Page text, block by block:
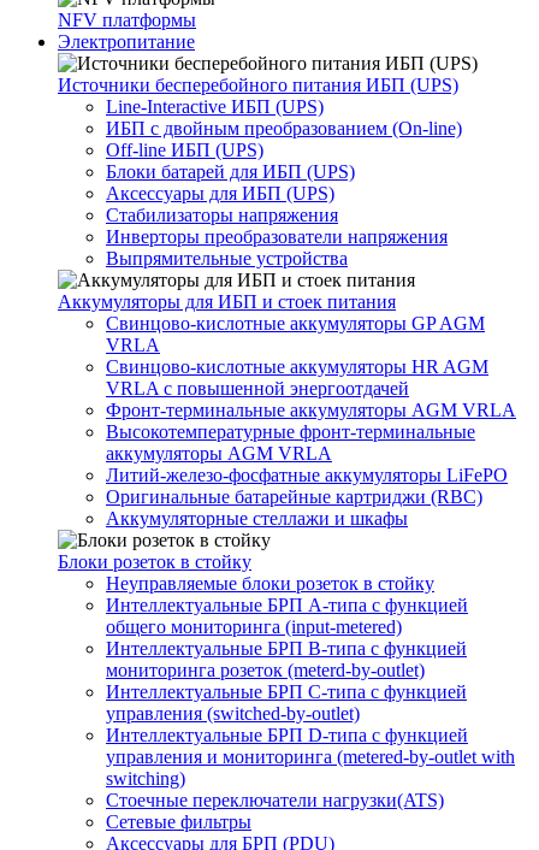
NFV платформы
Электропитание
Источники бесперебойного питания ИБП (UPS)
Line-Interactive ИБП (UPS)
ИБП с двойным преобразованием (On-line)
Off-line ИБП (UPS)
Блоки батарей для ИБП (UPS)
Аксессуары для ИБП (UPS)
Стабилизаторы напряжения
Инверторы преобразователи напряжения
Выпрямительные устройства
Аккумуляторы для ИБП и стоек питания
Свинцово-кислотные аккумуляторы GP AGM
VRLA
Свинцово-кислотные аккумуляторы HR AGM
VRLA с повышенной энергоотдачей
Фронт-терминальные аккумуляторы AGM VRLA
Высокотемпературные фронт-терминальные
аккумуляторы AGM VRLA
Литий-железо-фосфатные аккумуляторы LiFePO
Оригинальные батарейные картриджи (RBC)
Аккумуляторные стеллажи и шкафы
Блоки розеток в стойку
Неуправляемые блоки розеток в стойку
Интеллектуальные БРП А-типа с функцией
общего мониторинга (input-metered)
Интеллектуальные БРП B-типа с функцией
мониторинга розеток (meterd-by-outlet)
Интеллектуальные БРП C-типа с функцией
управления (switched-by-outlet)
Интеллектуальные БРП D-типа с функцией
управления и мониторинга (metered-by-outlet with
switching)
Стоечные переключатели нагрузки(ATS)
Сетевые фильтры
Аксессуары для БРП (PDU)